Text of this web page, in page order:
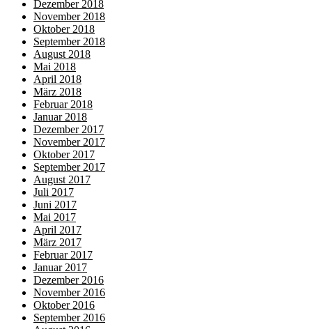
Dezember 2018
November 2018
Oktober 2018
September 2018
August 2018
Mai 2018
April 2018
März 2018
Februar 2018
Januar 2018
Dezember 2017
November 2017
Oktober 2017
September 2017
August 2017
Juli 2017
Juni 2017
Mai 2017
April 2017
März 2017
Februar 2017
Januar 2017
Dezember 2016
November 2016
Oktober 2016
September 2016